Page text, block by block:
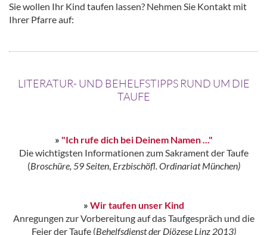
Sie wollen Ihr Kind taufen lassen? Nehmen Sie Kontakt mit
Ihrer Pfarre auf:
LITERATUR- UND BEHELFSTIPPS RUND UM DIE
TAUFE
» "Ich rufe dich bei Deinem Namen ..."
Die wichtigsten Informationen zum Sakrament der Taufe
(Broschüre, 59 Seiten, Erzbischöfl. Ordinariat München)
» Wir taufen unser Kind
Anregungen zur Vorbereitung auf das Taufgespräch und die
Feier der Taufe (Behelfsdienst der Diözese Linz 2013)